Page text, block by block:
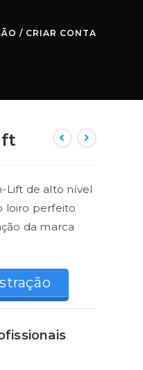
/ CRIAR CONTA
Lift de alto nível
loiro perfeito
da marca